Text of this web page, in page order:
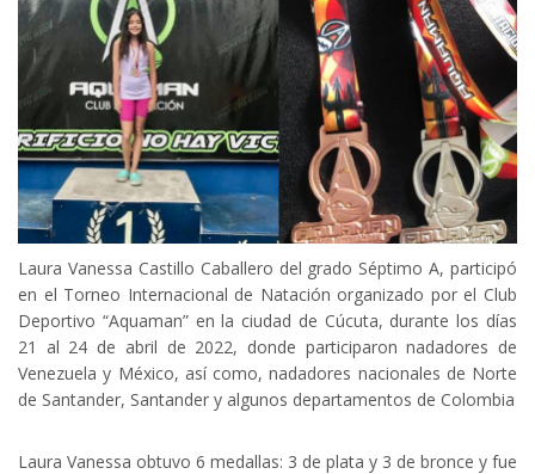
Laura Vanessa Castillo Caballero del grado Séptimo A, participó
en el Torneo Internacional de Natación organizado por el Club
Deportivo “Aquaman” en la ciudad de Cúcuta, durante los días
21 al 24 de abril de 2022, donde participaron nadadores de
Venezuela y México, así como, nadadores nacionales de Norte
de Santander, Santander y algunos departamentos de Colombia
Laura Vanessa obtuvo 6 medallas: 3 de plata y 3 de bronce y fue